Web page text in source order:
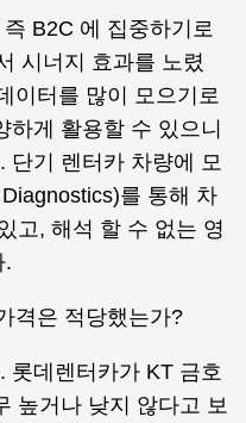
B2C 에 집중하기로
시너지 효과를 노렸
이터를 많이 모으기로
게 활용할 수 있으니
단기 렌터카 차량에 모
를 통해 차
고, 해석 할 수 없는 영
.
격은 적당했는가?
롯데렌터카가 KT 금호
높거나 낮지 않다고 보